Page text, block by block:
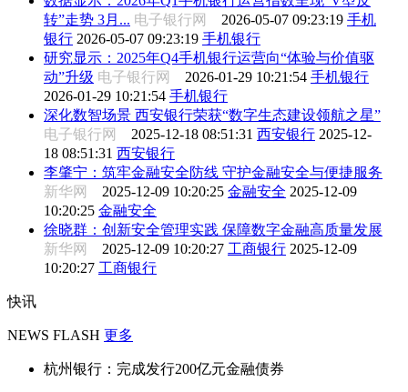
转”走势 3月... 电子银行网 2026-05-07 09:23:19 手机
银行 2026-05-07 09:23:19 手机银行
研究显示：2025年Q4手机银行运营向“体验与价值驱
动”升级 电子银行网 2026-01-29 10:21:54 手机银行
2026-01-29 10:21:54 手机银行
深化数智场景 西安银行荣获“数字生态建设领航之星”
电子银行网 2025-12-18 08:51:31 西安银行 2025-12-
18 08:51:31 西安银行
李肇宁：筑牢金融安全防线 守护金融安全与便捷服务
新华网 2025-12-09 10:20:25 金融安全 2025-12-09
10:20:25 金融安全
徐晓群：创新安全管理实践 保障数字金融高质量发展
新华网 2025-12-09 10:20:27 工商银行 2025-12-09
10:20:27 工商银行
快讯
NEWS FLASH 更多
杭州银行：完成发行200亿元金融债券